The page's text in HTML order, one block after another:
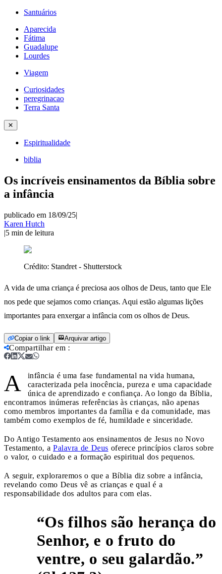
Santuários
Aparecida
Fátima
Guadalupe
Lourdes
Viagem
Curiosidades
peregrinacao
Terra Santa
✕
Espiritualidade
biblia
Os incríveis ensinamentos da Bíblia sobre
a infância
publicado em 18/09/25|
Karen Hutch
|5 min de leitura
Crédito: Standret - Shutterstock
A vida de uma criança é preciosa aos olhos de Deus, tanto que Ele
nos pede que sejamos como crianças. Aqui estão algumas lições
importantes para enxergar a infância com os olhos de Deus.
Copiar o link Arquivar artigo
Compartilhar em :
A
infância é uma fase fundamental na vida humana,
caracterizada pela inocência, pureza e uma capacidade
única de aprendizado e confiança. Ao longo da Bíblia,
encontramos inúmeras referências às crianças, não apenas
como membros importantes da família e da comunidade, mas
também como exemplos de fé, humildade e sinceridade.
Do Antigo Testamento aos ensinamentos de Jesus no Novo
Testamento, a Palavra de Deus oferece princípios claros sobre
o valor, o cuidado e a formação espiritual dos pequenos.
A seguir, exploraremos o que a Bíblia diz sobre a infância,
revelando como Deus vê as crianças e qual é a
responsabilidade dos adultos para com elas.
“Os filhos são herança do
Senhor, e o fruto do
ventre, o seu galardão.”